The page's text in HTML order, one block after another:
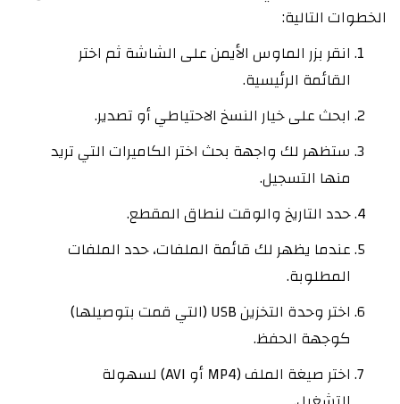
الخطوات التالية:
انقر بزر الماوس الأيمن على الشاشة ثم اختر
القائمة الرئيسية.
ابحث على خيار النسخ الاحتياطي أو تصدير.
ستظهر لك واجهة بحث اختر الكاميرات التي تريد
منها التسجيل.
حدد التاريخ والوقت لنطاق المقطع.
عندما يظهر لك قائمة الملفات، حدد الملفات
المطلوبة.
اختر وحدة التخزين USB (التي قمت بتوصيلها)
كوجهة الحفظ.
اختر صيغة الملف (MP4 أو AVI) لسهولة